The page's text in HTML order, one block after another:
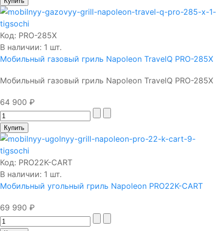
Код: PRO-285X
В наличии: 1 шт.
Мобильный газовый гриль Napoleon TravelQ PRO-285X
Мобильный газовый гриль Napoleon TravelQ PRO-285X
64 900 ₽
Код: PRO22K-CART
В наличии: 1 шт.
Мобильный угольный гриль Napoleon PRO22K-CART
69 990 ₽